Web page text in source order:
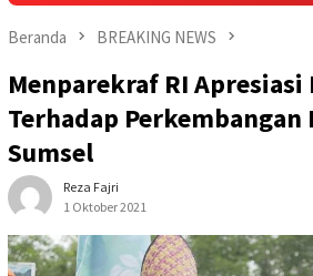
Beranda BREAKING NEWS
Menparekraf RI Apresiasi
Terhadap Perkembangan
Sumsel
Reza Fajri
1 Oktober 2021